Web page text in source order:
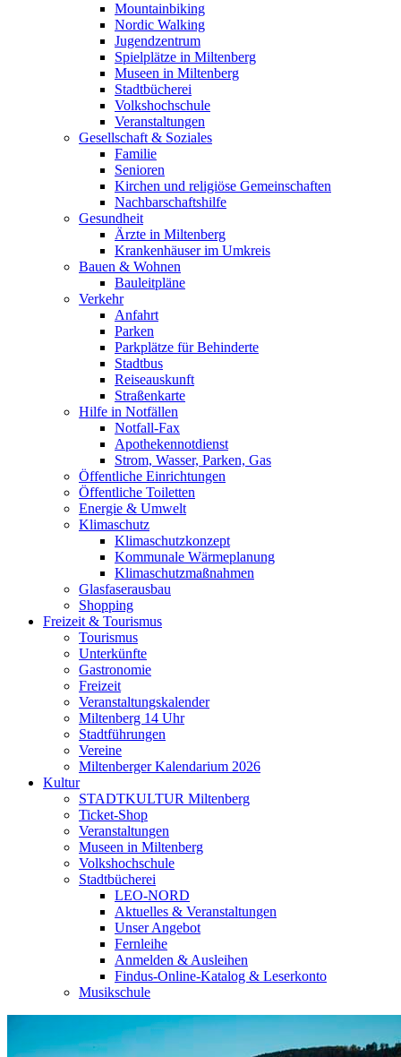
Mountainbiking
Nordic Walking
Jugendzentrum
Spielplätze in Miltenberg
Museen in Miltenberg
Stadtbücherei
Volkshochschule
Veranstaltungen
Gesellschaft & Soziales
Familie
Senioren
Kirchen und religiöse Gemeinschaften
Nachbarschaftshilfe
Gesundheit
Ärzte in Miltenberg
Krankenhäuser im Umkreis
Bauen & Wohnen
Bauleitpläne
Verkehr
Anfahrt
Parken
Parkplätze für Behinderte
Stadtbus
Reiseauskunft
Straßenkarte
Hilfe in Notfällen
Notfall-Fax
Apothekennotdienst
Strom, Wasser, Parken, Gas
Öffentliche Einrichtungen
Öffentliche Toiletten
Energie & Umwelt
Klimaschutz
Klimaschutzkonzept
Kommunale Wärmeplanung
Klimaschutzmaßnahmen
Glasfaserausbau
Shopping
Freizeit & Tourismus
Tourismus
Unterkünfte
Gastronomie
Freizeit
Veranstaltungskalender
Miltenberg 14 Uhr
Stadtführungen
Vereine
Miltenberger Kalendarium 2026
Kultur
STADTKULTUR Miltenberg
Ticket-Shop
Veranstaltungen
Museen in Miltenberg
Volkshochschule
Stadtbücherei
LEO-NORD
Aktuelles & Veranstaltungen
Unser Angebot
Fernleihe
Anmelden & Ausleihen
Findus-Online-Katalog & Leserkonto
Musikschule